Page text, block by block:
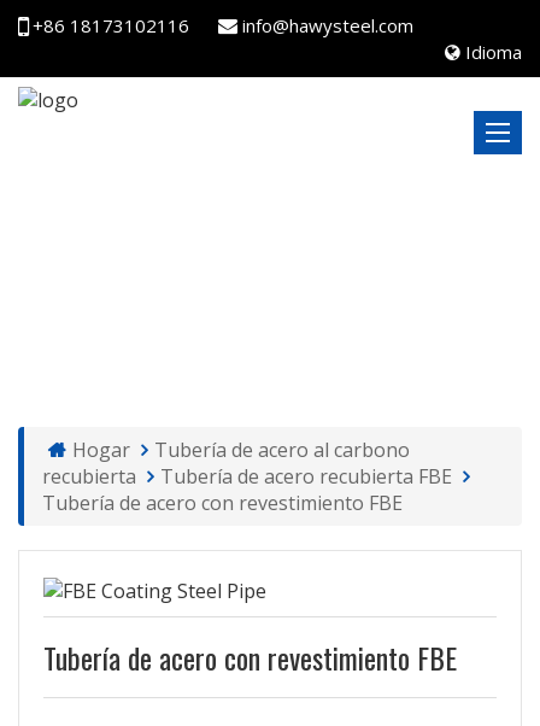
+86 18173102116
info@hawysteel.com
Idioma
Hogar
Tubería de acero al carbono
recubierta
Tubería de acero recubierta FBE
Tubería de acero con revestimiento FBE
Tubería de acero con revestimiento FBE